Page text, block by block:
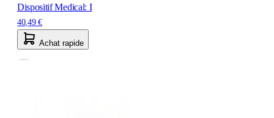
Dispositif Medical: I
40,49 €
Achat rapide